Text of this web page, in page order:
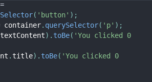
=
( 'button' ) ;
container. querySelector( 'p' ) ;
textContent) . toBe( 'You clicked 0
. title) . toBe( 'You clicked 0